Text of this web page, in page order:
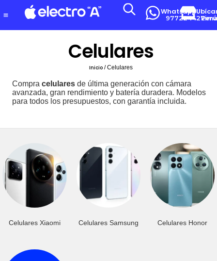
Whatsapp
977224427Lima-Perú
Celulares
Inicio / Celulares
Compra celulares de última generación con cámara
avanzada, gran rendimiento y batería duradera. Modelos
para todos los presupuestos, con garantía incluida.
Celulares Xiaomi Celulares Samsung Celulares Honor